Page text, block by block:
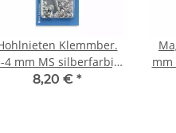
Klemmber.
4 mm MS silberfarbig
403150
8,20 € *
mm